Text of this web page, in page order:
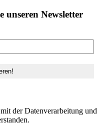
Newsletter
der Datenverarbeitung und